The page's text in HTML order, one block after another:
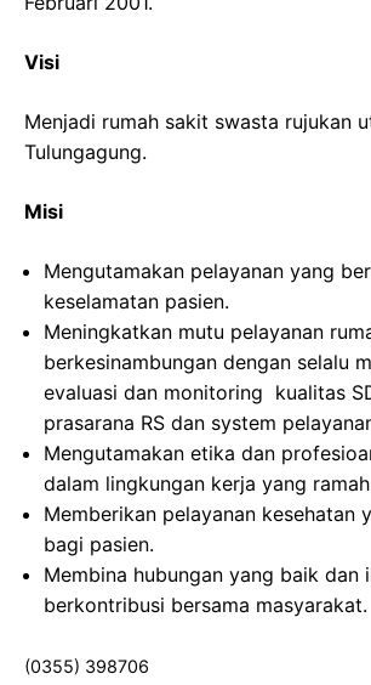
Visi
Menjadi rumah sakit swasta rujukan
Tulungagung.
Misi
Mengutamakan pelayanan yang
keselamatan pasien.
Meningkatkan mutu pelayanan
berkesinambungan dengan selalu
evaluasi dan monitoring kualitas
prasarana RS dan system
Mengutamakan etika dan
dalam lingkungan kerja yang
Memberikan pelayanan kesehatan
bagi pasien.
Membina hubungan yang baik dan
berkontribusi bersama masyarakat.
(0355) 398706